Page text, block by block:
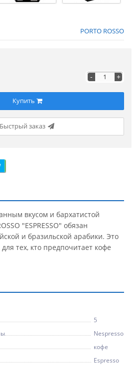
PORTO ROSSO
- +
Купить
Быстрый заказ
вкусом и бархатистой
"ESPRESSO" обязан
и бразильской арабики. Это
тех, кто предпочитает кофе
5
Nespresso
кофе
Espresso